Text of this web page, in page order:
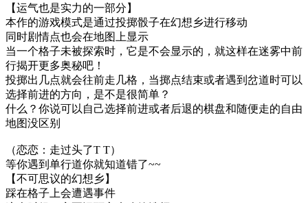
【运气也是实力的一部分】
本作的游戏模式是通过投掷骰子在幻想乡进行移动
同时剧情点也会在地图上显示
当一个格子未被探索时，它是不会显示的，就这样在迷雾中前
行揭开更多奥秘吧！
投掷出几点就会往前走几格，当掷点结束或者遇到岔道时可以
选择前进的方向，是不是很简单？
什么？你说可以自己选择前进或者后退的棋盘和随便走的自由
地图没区别
（恋恋：走过头了T T）
等你遇到单行道你就知道错了~~
【不可思议的幻想乡】
踩在格子上会遭遇事件